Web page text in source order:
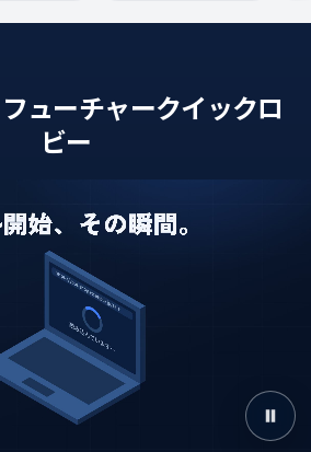
フューチャークイックロ
ビー